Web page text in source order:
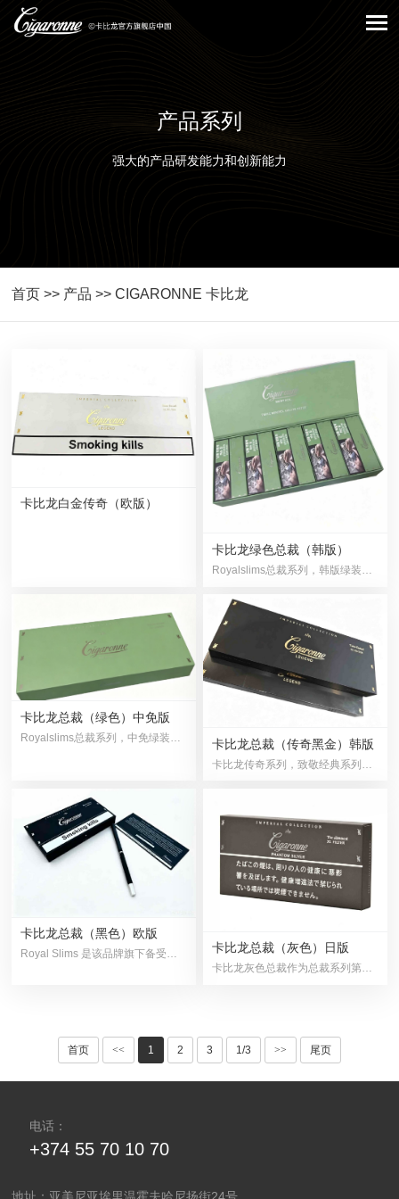
产品系列
强大的产品研发能力和创新能力
首页 >> 产品 >>CIGARONNE 卡比龙
卡比龙白金传奇（欧版）
卡比龙绿色总裁（韩版）
Royalslims总裁系列，韩版绿装来袭。薄荷破冰，原香···
卡比龙总裁（绿色）中免版
Royalslims总裁系列，中免绿装登场。薄荷破冰，原香··· 卡比龙总裁（传奇黑金）韩版
卡比龙总裁（黑色）欧版
Royal Slims 是该品牌旗下备受欢迎的经典系列，烟叶··· 卡比龙总裁（灰色）日版
卡比龙灰色总裁作为总裁系列第三款推出的颜色，以极···
首页 << 1 2 3 1/3 >> 尾页
电话：
+374 55 70 10 70